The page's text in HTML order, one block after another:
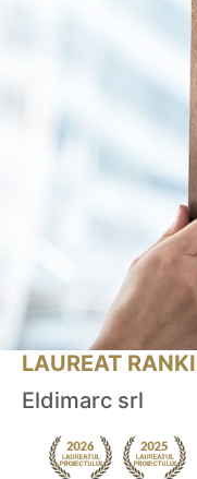
LAUREAT
Eldimarc srl